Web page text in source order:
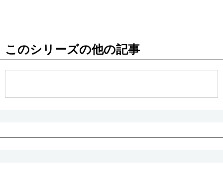
このシリーズの他の記事